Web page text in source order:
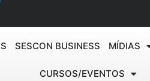
SESCON BUSINESS MÍDIAS
CURSOS/EVENTOS